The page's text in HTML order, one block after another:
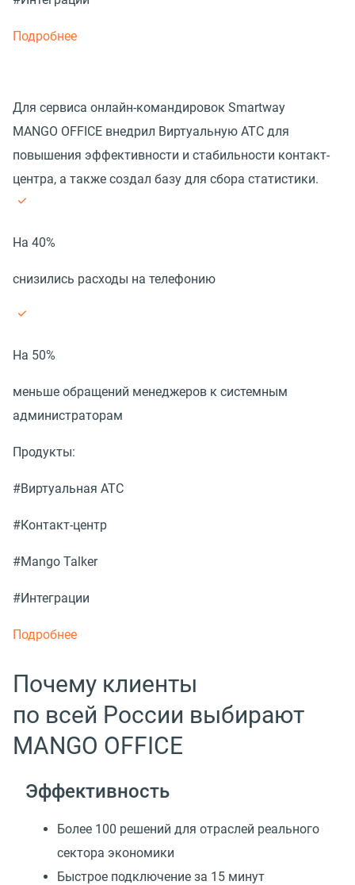
Подробнее
Для сервиса онлайн-командировок Smartway
MANGO OFFICE внедрил Виртуальную АТС для
повышения эффективности и стабильности контакт-
центра, а также создал базу для сбора статистики.
На 40%
снизились расходы на телефонию
На 50%
меньше обращений менеджеров к системным
администраторам
Продукты:
#Виртуальная АТС
#Контакт-центр
#Mango Talker
#Интеграции
Подробнее
Почему клиенты
по всей России выбирают
MANGO OFFICE
Эффективность
Более 100 решений для отраслей реального
сектора экономики
Быстрое подключение за 15 минут